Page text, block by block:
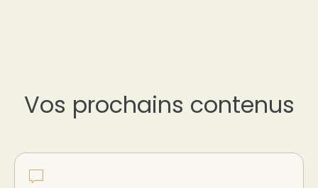
Vos prochains contenus